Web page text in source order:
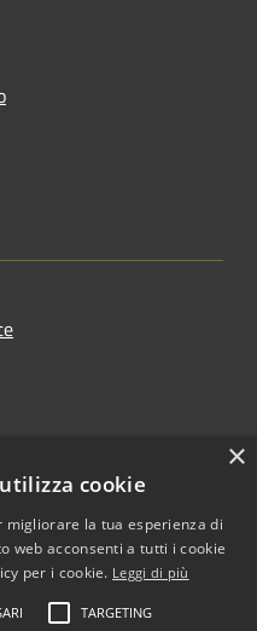
Copyright © 2026 • Comune di
Municipium•Accesso
×
cookie
migliorare la tua esperienza di
web acconsenti a tutti i cookie
per i cookie. Leggi di più
TARGETING